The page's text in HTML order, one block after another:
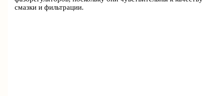
смазки и фильтрации.